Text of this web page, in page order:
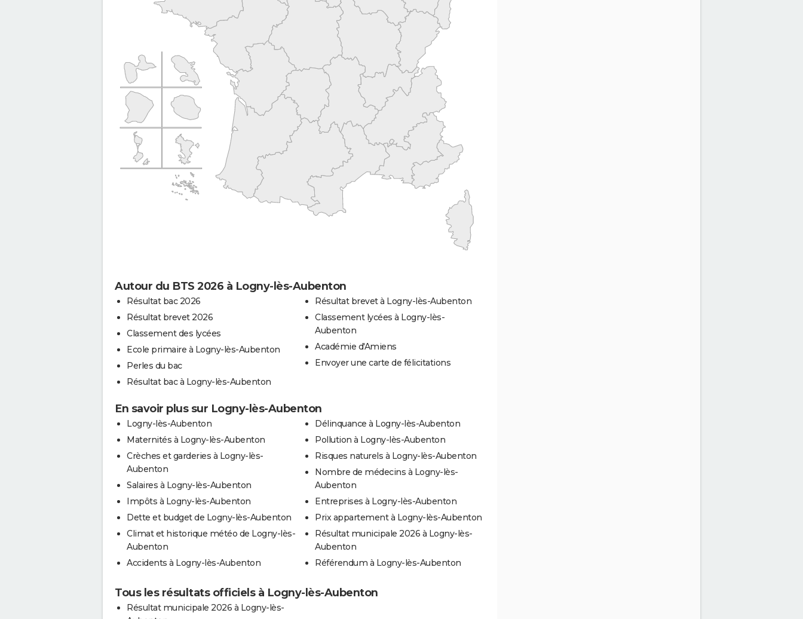
Autour du BTS 2026 à Logny-lès-Aubenton
Résultat bac 2026
Résultat brevet 2026
Classement des lycées
Ecole primaire à Logny-lès-Aubenton
Perles du bac
Résultat bac à Logny-lès-Aubenton
Résultat brevet à Logny-lès-Aubenton
Classement lycées à Logny-lès-
Aubenton
Académie d'Amiens
Envoyer une carte de félicitations
En savoir plus sur Logny-lès-Aubenton
Logny-lès-Aubenton
Maternités à Logny-lès-Aubenton
Crèches et garderies à Logny-lès-
Aubenton
Salaires à Logny-lès-Aubenton
Impôts à Logny-lès-Aubenton
Dette et budget de Logny-lès-Aubenton
Climat et historique météo de Logny-lès-
Aubenton
Accidents à Logny-lès-Aubenton
Délinquance à Logny-lès-Aubenton
Pollution à Logny-lès-Aubenton
Risques naturels à Logny-lès-Aubenton
Nombre de médecins à Logny-lès-
Aubenton
Entreprises à Logny-lès-Aubenton
Prix appartement à Logny-lès-Aubenton
Résultat municipale 2026 à Logny-lès-
Aubenton
Référendum à Logny-lès-Aubenton
Tous les résultats officiels à Logny-lès-Aubenton
Résultat municipale 2026 à Logny-lès-